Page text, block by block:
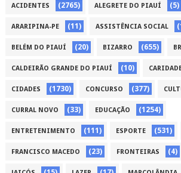
ACIDENTES (2765) ALEGRETE DO PIAUÍ (5)
ARARIPINA-PE (11) ASSISTÊNCIA SOCIAL
BELÉM DO PIAUÍ (20) BIZARRO (655)
CALDEIRÃO GRANDE DO PIAUÍ (10)
CIDADES (1730) CONCURSO (377)
CURRAL NOVO (33) EDUCAÇÃO (1254)
ENTRETENIMENTO (111) ESPORTE (531)
FRANCISCO MACEDO (23) FRONTEIRAS (4)